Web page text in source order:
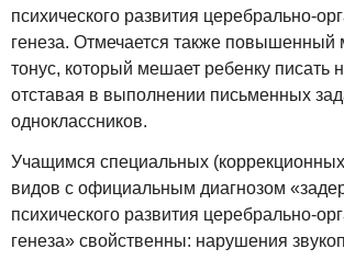
психического развития церебрально-
генеза. Отмечается также
тонус, который мешает ребенку писать
отставая в выполнении письменных
одноклассников.
Учащимся специальных
видов с официальным диагнозом
психического развития церебрально-
генеза» свойственны: нарушения